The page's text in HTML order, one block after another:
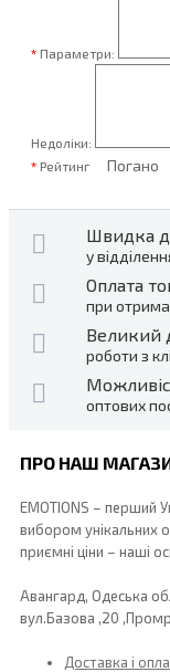
Параметри:
Недоліки:
Рейтинг
Погано
Швидка
у
Оплата
при
Великий
роботи з
оптових
ПРО НАШ
EMOTIONS – перший
вибором унікальних
приємні ціни – наші
Авангард, Одеська
вул.Базова ,20
Доставка і